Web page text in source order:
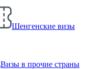
Шенгенские визы
Визы в прочие страны